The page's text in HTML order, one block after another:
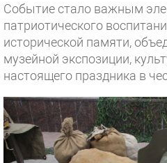
Событие стало важным
патриотического
исторической памяти,
музейной экспозиции,
настоящего праздника в